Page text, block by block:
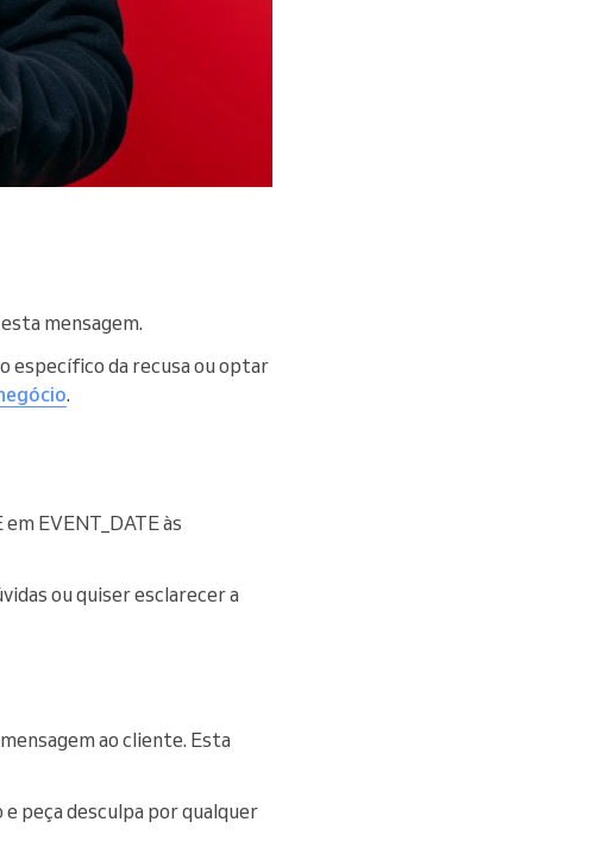
mensagem.
específico da recusa ou optar
.
EVENT_DATE às
ou quiser esclarecer a
ao cliente. Esta
e peça desculpa por qualquer